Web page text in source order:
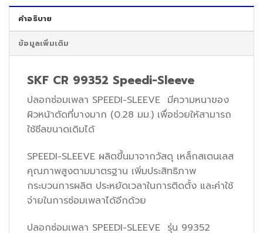
คำอธิบาย
ข้อมูลเพิ่มเติม
SKF CR 99352 Speedi-Sleeve
ปลอกซ่อมเพลา SPEEDI-SLEEVE มีความหนาของ
ผิวหน้าตัดที่บางมาก (0.28 มม.) เพื่อช่วยให้สามารถ
ใช้ซีลขนาดเดิมได้
SPEEDI-SLEEVE ผลิตขึ้นมาจากวัสดุ เหล็กสเตนเลส
คุณภาพสูงตามมาตรฐาน เพิ่มประสิทธิภาพ
กระบวนการผลิต ประหยัดเวลาในการติดตั้ง และค่าใช้
จ่ายในการซ่อมเพลาได้อีกด้วย
ปลอกซ่อมเพลา SPEEDI-SLEEVE รุ่น 99352